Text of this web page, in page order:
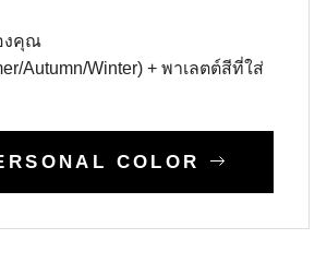
งคุณ
Autumn/Winter) + พาเลตต์สีที่ใส่
COLOR